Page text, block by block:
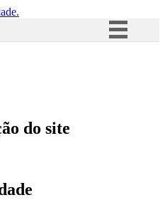
Acesso à informação
do site